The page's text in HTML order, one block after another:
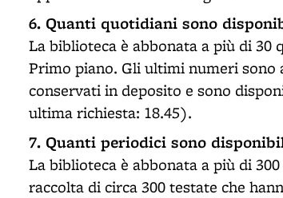
6. Quanti quotidiani sono
La biblioteca è abbonata a più di
Primo piano. Gli ultimi numeri
conservati in deposito e sono
ultima richiesta: 18.45).
7. Quanti periodici sono
La biblioteca è abbonata a più di
raccolta di circa 300 testate che